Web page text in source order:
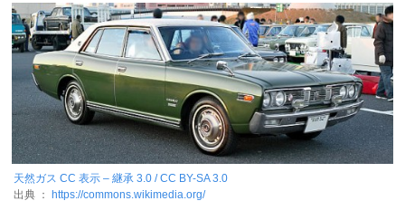
天然ガス CC 表示 – 継承 3.0 / CC BY-SA 3.0
出典 ：
https://commons.wikimedia.org/